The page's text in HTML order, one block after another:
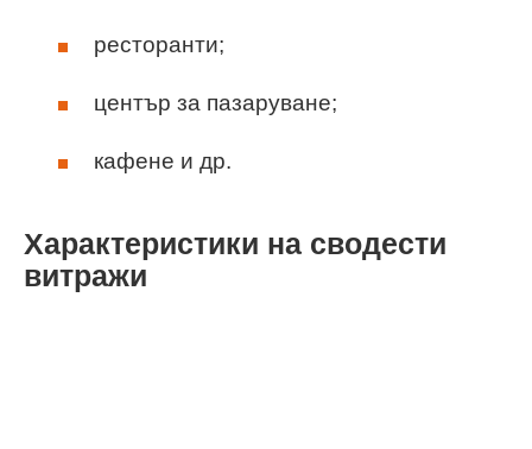
ресторанти;
център за пазаруване;
кафене и др.
Характеристики на сводести
витражи